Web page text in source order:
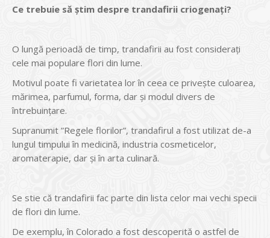
Ce trebuie să ştim despre trandafirii criogenaţi?
O lungă perioadă de timp, trandafirii au fost consideraţi
cele mai populare flori din lume.
Motivul poate fi varietatea lor în ceea ce priveşte culoarea,
mărimea, parfumul, forma, dar şi modul divers de
întrebuinţare.
Supranumit ”Regele florilor”, trandafirul a fost utilizat de-a
lungul timpului în medicină, industria cosmeticelor,
aromaterapie, dar şi în arta culinară.
Se stie că trandafirii fac parte din lista celor mai vechi specii
de flori din lume.
De exemplu, în Colorado a fost descoperită o astfel de